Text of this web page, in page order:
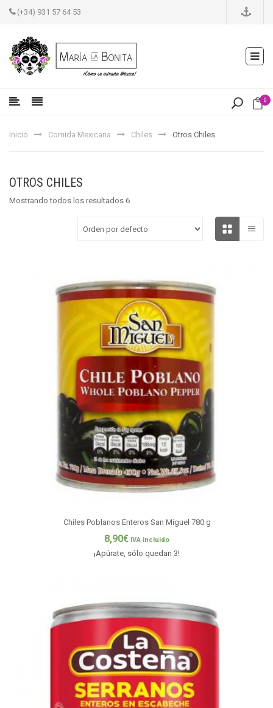
(+34) 931 57 64 53
0
Inicio Comida Mexicana Chiles Otros Chiles
OTROS CHILES
Mostrando todos los resultados 6
Chiles Poblanos Enteros San Miguel 780 g
8,90€ IVA incluido
¡Apúrate, sólo quedan 3!